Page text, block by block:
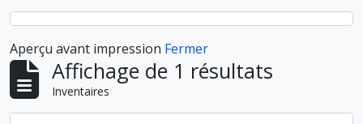
Aperçu avant impression Fermer
Affichage de 1 résultats
Inventaires